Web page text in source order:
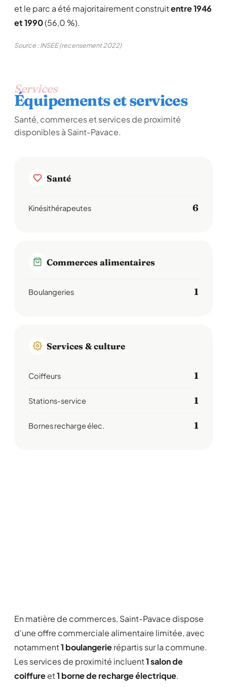
et le parc a été majoritairement construitentre 1946
et 1990(56,0 %).
Source : INSEE (recensement 2022)
Services
Équipements et services
Santé, commerces et services de proximité
disponibles à Saint-Pavace.
Santé
Kinésithérapeutes 6
Commerces alimentaires
Boulangeries 1
Services & culture
Coiffeurs 1
Stations-service 1
Bornes recharge élec. 1
En matière de commerces, Saint-Pavace dispose
d'une offre commerciale alimentaire limitée, avec
notamment1 boulangerierépartis sur la commune.
Les services de proximité incluent1 salon de
coiffureet1 borne de recharge électrique.